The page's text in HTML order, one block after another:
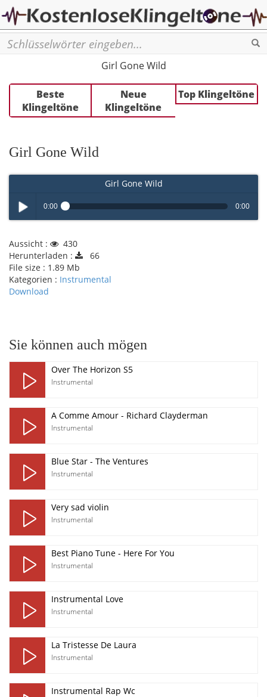
Girl Gone Wild
Beste
Klingeltöne
Neue
Klingeltöne
Top Klingeltöne
Girl Gone Wild
Girl Gone Wild
Play /
0:00 0:00
Aussicht :
430
Herunterladen :
66
File size : 1.89 Mb
Kategorien : Instrumental
Download
Sie können auch mögen
Over The Horizon S5
Instrumental
A Comme Amour - Richard Clayderman
Instrumental
Blue Star - The Ventures
Instrumental
Very sad violin
Instrumental
Best Piano Tune - Here For You
Instrumental
Instrumental Love
Instrumental
La Tristesse De Laura
Instrumental
Instrumental Rap Wc